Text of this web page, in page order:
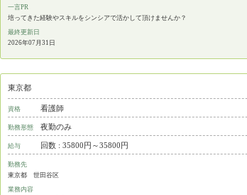
一言PR
培ってきた経験やスキルをシンシアで活かして頂けませんか？
最終更新日
2026年07月31日
東京都
資格 看護師
勤務形態 夜勤のみ
給与 回数 : 35800円～35800円
勤務先
東京都 世田谷区
業務内容